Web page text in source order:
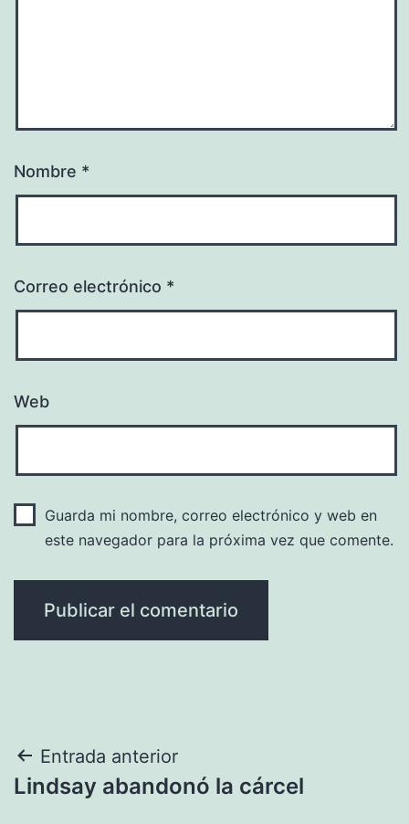
Nombre *
Correo electrónico *
Web
Guarda mi nombre, correo electrónico y web en
este navegador para la próxima vez que comente.
Navegación
de
Entrada anterior
Lindsay abandonó la cárcel